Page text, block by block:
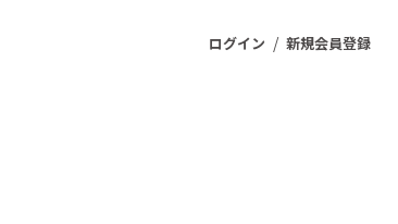
ログイン / 新規会員登録